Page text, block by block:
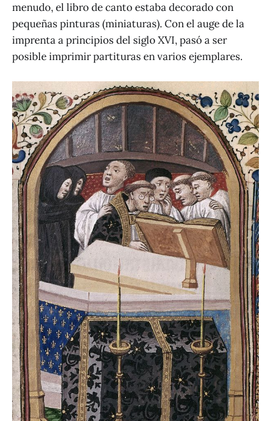
menudo, el libro de canto estaba decorado con
pequeñas pinturas (miniaturas). Con el auge de la
imprenta a principios del siglo XVI, pasó a ser
posible imprimir partituras en varios ejemplares.